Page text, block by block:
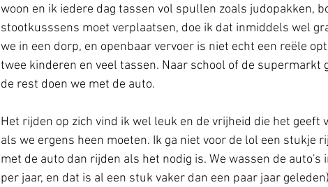
woon en ik iedere dag tassen vol spullen zoals judopakken,
stootkusssens moet verplaatsen, doe ik dat inmiddels wel
we in een dorp, en openbaar vervoer is niet echt een reële
twee kinderen en veel tassen. Naar school of de supermarkt
de rest doen we met de auto.
Het rijden op zich vind ik wel leuk en de vrijheid die het geeft
als we ergens heen moeten. Ik ga niet voor de lol een stukje
met de auto dan rijden als het nodig is. We wassen de
per jaar, en dat is al een stuk vaker dan een paar jaar